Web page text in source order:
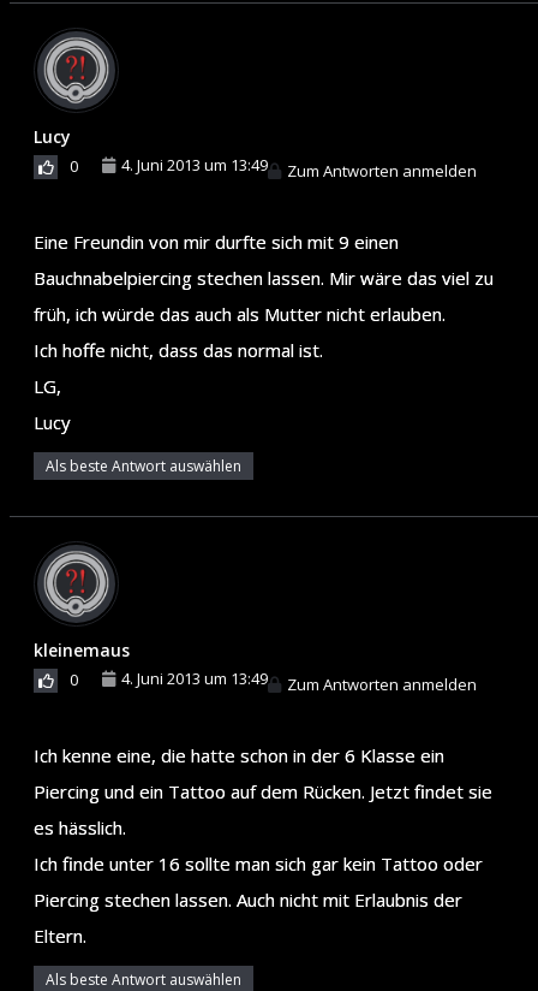
Lucy
0 4. Juni 2013 um 13:49 Zum Antworten anmelden
Eine Freundin von mir durfte sich mit 9 einen
Bauchnabelpiercing stechen lassen. Mir wäre das viel zu
früh, ich würde das auch als Mutter nicht erlauben.
Ich hoffe nicht, dass das normal ist.
LG,
Lucy
Als beste Antwort auswählen
kleinemaus
0 4. Juni 2013 um 13:49 Zum Antworten anmelden
Ich kenne eine, die hatte schon in der 6 Klasse ein
Piercing und ein Tattoo auf dem Rücken. Jetzt findet sie
es hässlich.
Ich finde unter 16 sollte man sich gar kein Tattoo oder
Piercing stechen lassen. Auch nicht mit Erlaubnis der
Eltern.
Als beste Antwort auswählen